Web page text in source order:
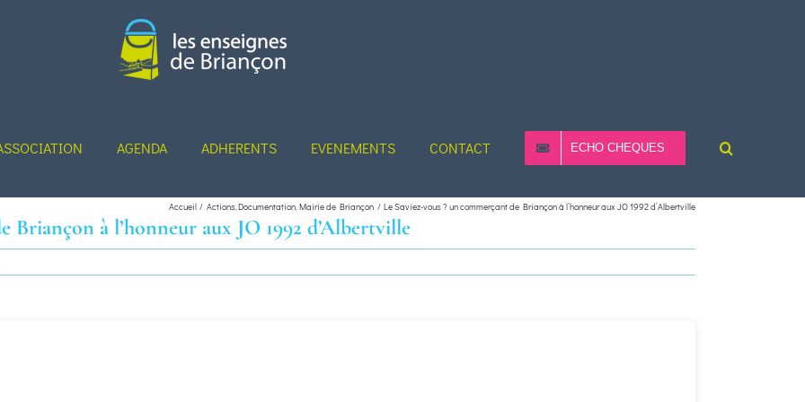
AGENDA ADHERENTS EVENEMENTS CONTACT ECHO CHEQUES
Accueil Actions Documentation Mairie de Briançon Le Saviez-vous ? un commerçant de Briançon à l’honneur aux JO 1992 d’Albertville
Briançon à l’honneur aux JO 1992 d’Albertville